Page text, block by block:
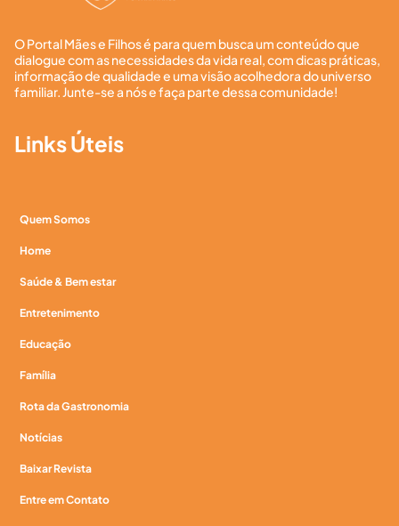
O Portal Mães e Filhos é para quem busca um conteúdo que
dialogue com as necessidades da vida real, com dicas práticas,
informação de qualidade e uma visão acolhedora do universo
familiar. Junte-se a nós e faça parte dessa comunidade!
Links Úteis
Quem Somos
Home
Saúde & Bem estar
Entretenimento
Educação
Família
Rota da Gastronomia
Notícias
Baixar Revista
Entre em Contato